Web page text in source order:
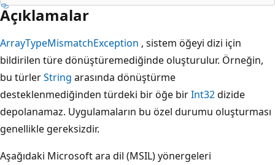
Açıklamalar
ArrayTypeMismatchException , sistem öğeyi dizi için
bildirilen türe dönüştüremediğinde oluşturulur. Örneğin,
bu türlerString arasında dönüştürme
desteklenmediğinden türdeki bir öğe birInt32dizide
depolanamaz. Uygulamaların bu özel durumu oluşturması
genellikle gereksizdir.
Aşağıdaki Microsoft ara dil (MSIL) yönergeleri